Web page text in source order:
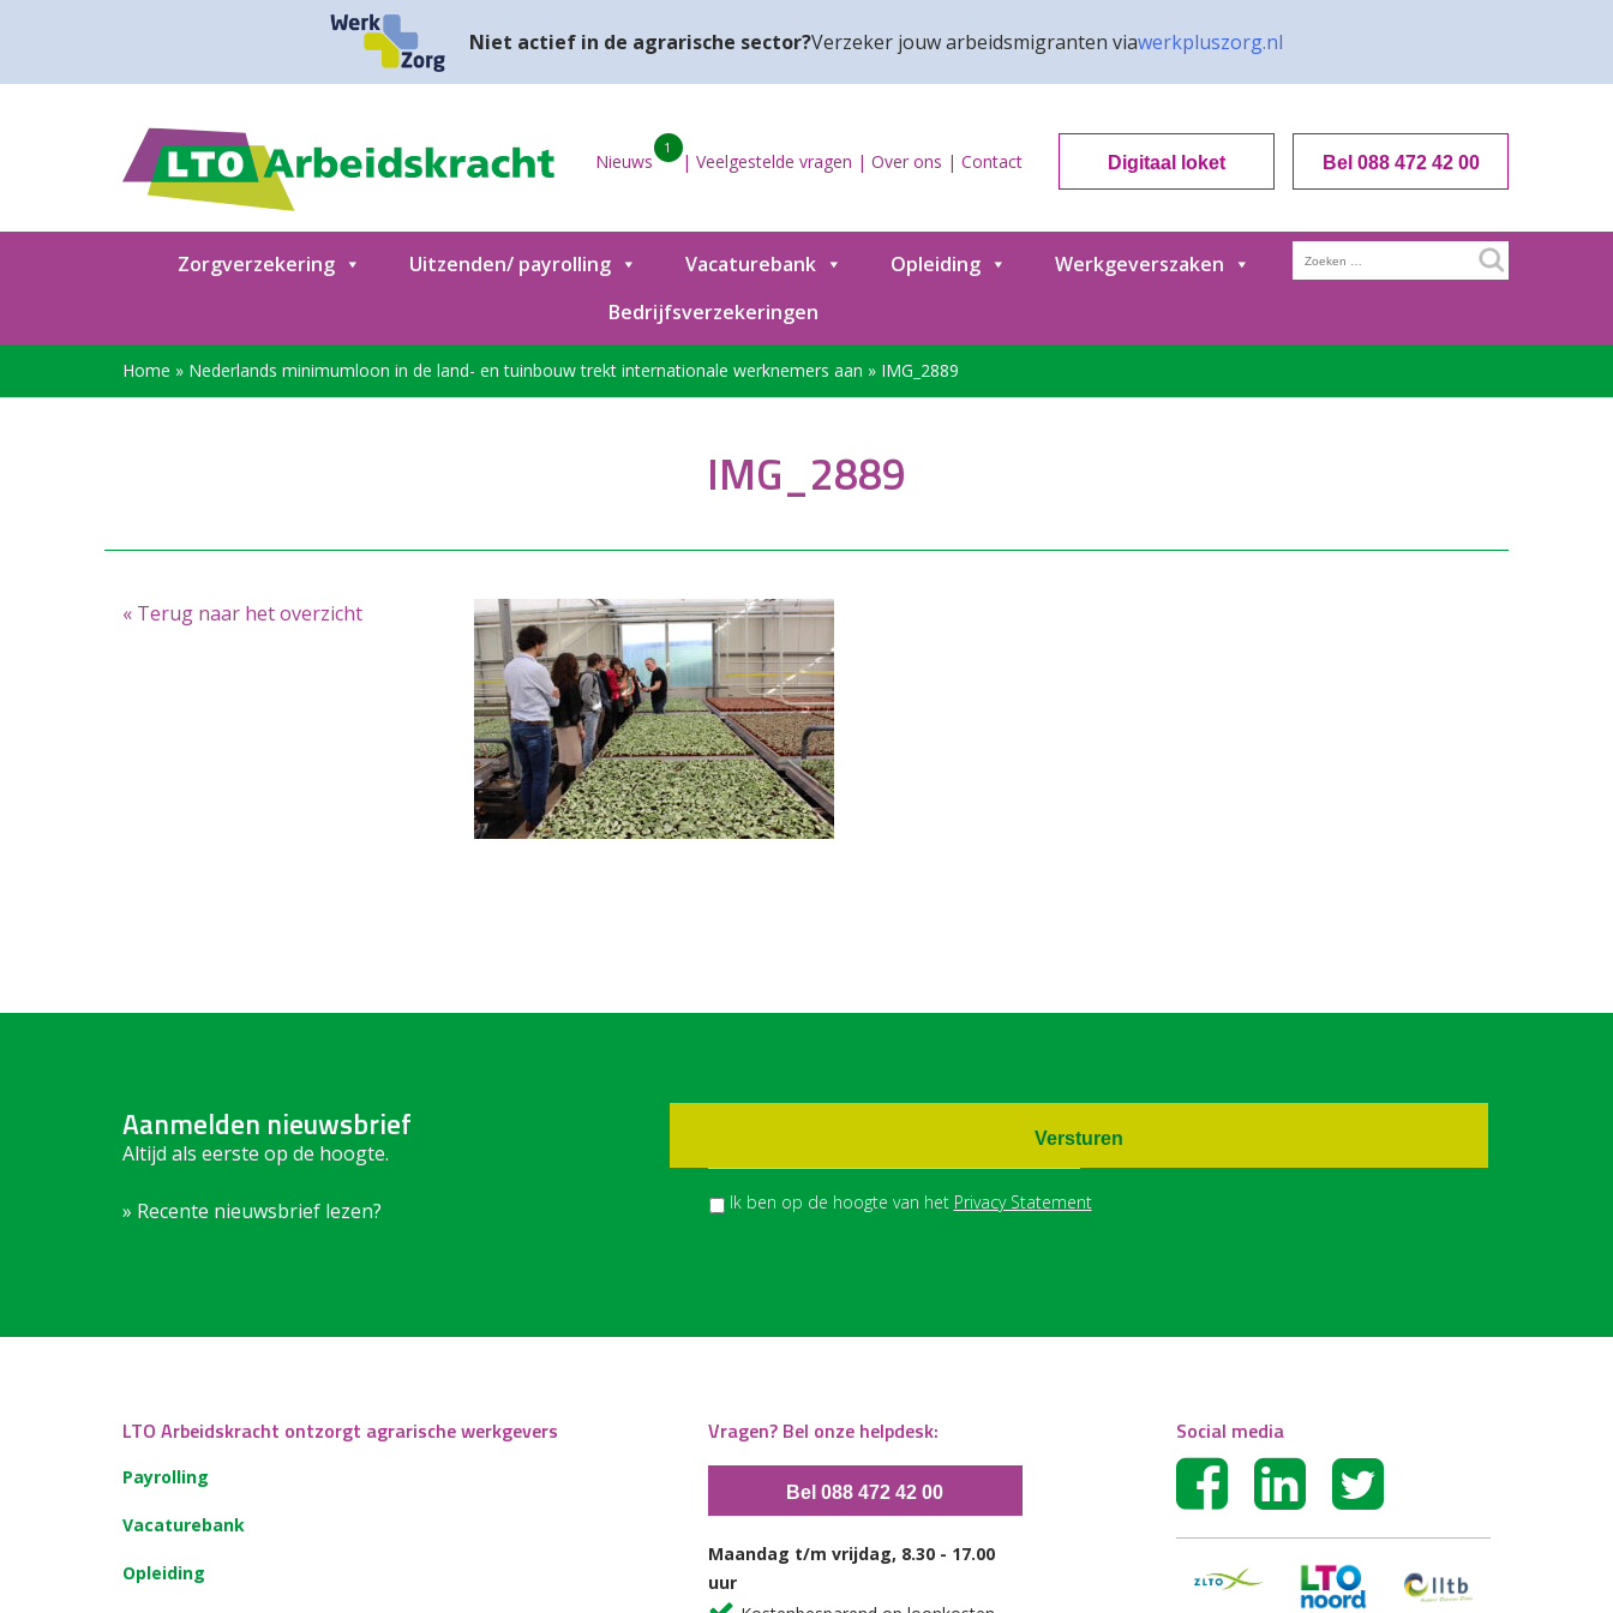
Niet actief in de agrarische sector?Verzeker jouw arbeidsmigranten viawerkpluszorg.nl
Nieuws
1
| Veelgestelde vragen | Over ons | Contact Digitaal loket Bel 088 472 42 00
Zorgverzekering Uitzenden/ payrolling Vacaturebank Opleiding
Werkgeverszaken
Bedrijfsverzekeringen
Zoeken
naar:
Home » Nederlands minimumloon in de land- en tuinbouw trekt internationale werknemers aan » IMG_2889
IMG_2889
« Terug naar het overzicht
Aanmelden nieuwsbrief
Altijd als eerste op de hoogte.
» Recente nieuwsbrief lezen? Ik ben op de hoogte van het Privacy Statement
Versturen
LTO Arbeidskracht ontzorgt agrarische werkgevers
Payrolling
Vacaturebank
Opleiding
Vragen? Bel onze helpdesk:
Bel 088 472 42 00
Maandag t/m vrijdag, 8.30 - 17.00
uur
Social media